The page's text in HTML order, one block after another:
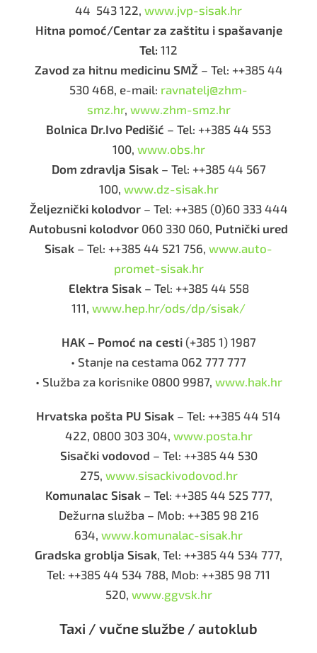
44 543 122, www.jvp-sisak.hr
Hitna pomoć/Centar za zaštitu i spašavanje
Tel: 112
Zavod za hitnu medicinu SMŽ – Tel: ++385 44
530 468, e-mail: ravnatelj@zhm-
smz.hr, www.zhm-smz.hr
Bolnica Dr.Ivo Pedišić – Tel: ++385 44 553
100, www.obs.hr
Dom zdravlja Sisak– Tel: ++385 44 567
100, www.dz-sisak.hr
Željeznički kolodvor– Tel: ++385 (0)60 333 444
Autobusni kolodvor 060 330 060, Putnički ured
Sisak – Tel: ++385 44 521 756, www.auto-
promet-sisak.hr
Elektra Sisak– Tel: ++385 44 558
111, www.hep.hr/ods/dp/sisak/
HAK – Pomoć na cesti(+385 1) 1987
• Stanje na cestama 062 777 777
• Služba za korisnike 0800 9987, www.hak.hr
Hrvatska pošta PU Sisak – Tel: ++385 44 514
422, 0800 303 304, www.posta.hr
Sisački vodovod – Tel: ++385 44 530
275, www.sisackivodovod.hr
Komunalac Sisak– Tel: ++385 44 525 777,
Dežurna služba – Mob: ++385 98 216
634, www.komunalac-sisak.hr
Gradska groblja Sisak, Tel: ++385 44 534 777,
Tel: ++385 44 534 788, Mob: ++385 98 711
520, www.ggvsk.hr
Taxi / vučne službe / autoklub